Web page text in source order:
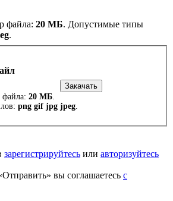
файла: 20 МБ. Допустимые типы
.
20 МБ
png gif jpg jpeg
зарегистрируйтесь или авторизуйтесь
вы соглашаетесь с